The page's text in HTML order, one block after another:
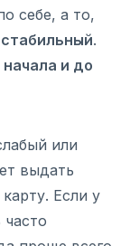
себе, а то,
.
и до
или
выдать
Если у